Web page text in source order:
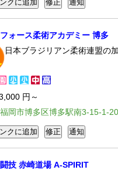
フォース柔術アカデミー 博多
日本ブラジリアン柔術連盟の
円～
岡市博多区博多駅南3-15-1-
技 赤崎道場 A-SPIRIT